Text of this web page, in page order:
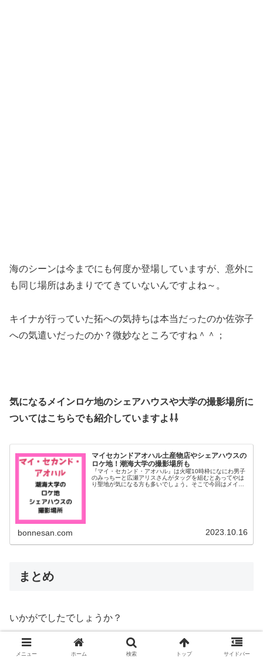
海のシーンは今までにも何度か登場していますが、意外に
も同じ場所はあまりでてきていないんですよね～。
キイナが行っていた拓への気持ちは本当だったのか佐弥子
への気遣いだったのか？微妙なところですね＾＾；
気になるメインロケ地のシェアハウスや大学の撮影場所に
ついてはこちらでも紹介していますよ⇩⇩
マイセカンドアオハル土産物店やシェアハウスの
ロケ地！潮海大学の撮影場所も
『マイ・セカンド・アオハル』は火曜10時枠になにわ男子
のみっちーと広瀬アリスさんがタッグを組むとあってやは
り聖地が気になる方も多いでしょう。そこで今回はメイン
bonnesan.com 2023.10.16
まとめ
いかがでしたでしょうか？
今回は恋も大きく動き、聖地も色々登場して楽しめました
メニュー ホーム 検索 トップ サイドバー